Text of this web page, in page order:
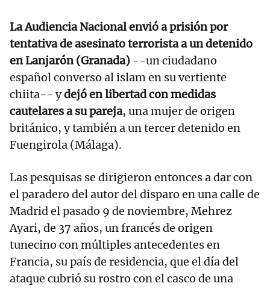
La Audiencia Nacional envió a prisión por
tentativa de asesinato terrorista a un detenido
en Lanjarón (Granada) --un ciudadano
español converso al islam en su vertiente
chiita-- ydejó en libertad con medidas
cautelares a su pareja, una mujer de origen
británico, y también a un tercer detenido en
Fuengirola (Málaga).
Las pesquisas se dirigieron entonces a dar con
el paradero del autor del disparo en una calle de
Madrid el pasado 9 de noviembre, Mehrez
Ayari, de 37 años, un francés de origen
tunecino con múltiples antecedentes en
Francia, su país de residencia, que el día del
ataque cubrió su rostro con el casco de una